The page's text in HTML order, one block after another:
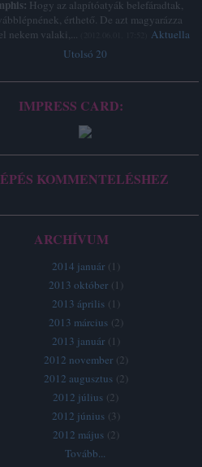
Hogy az alapítóatyák belefáradtak,
érthető. De azt magyarázza
nekem valaki,...
Aktuella
Utolsó 20
IMPRESS CARD:
KOMMENTELÉSHEZ
ARCHÍVUM
2014 január ( 1 )
2013 október ( 1 )
2013 április ( 1 )
2013 március (2)
2013 január ( 1 )
2012 november (2)
2012 augusztus (2)
2012 július (2)
2012 június (3 )
2012 május (2)
Tovább...